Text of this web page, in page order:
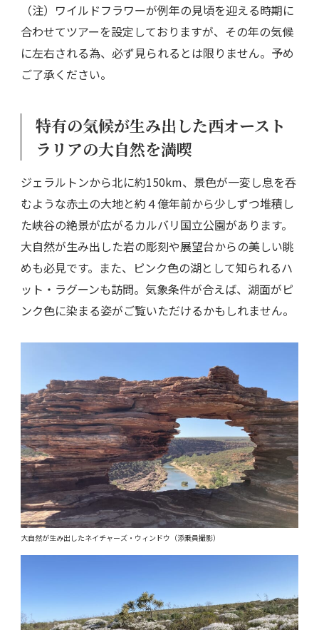
（注）ワイルドフラワーが例年の見頃を迎える時期に
合わせてツアーを設定しておりますが、その年の気候
に左右される為、必ず見られるとは限りません。予め
ご了承ください。
特有の気候が生み出した西オースト
ラリアの大自然を満喫
ジェラルトンから北に約150km、景色が一変し息を呑
むような赤土の大地と約４億年前から少しずつ堆積し
た峡谷の絶景が広がるカルバリ国立公園があります。
大自然が生み出した岩の彫刻や展望台からの美しい眺
めも必見です。また、ピンク色の湖として知られるハ
ット・ラグーンも訪問。気象条件が合えば、湖面がピ
ンク色に染まる姿がご覧いただけるかもしれません。
大自然が生み出したネイチャーズ・ウィンドウ（添乗員撮影）